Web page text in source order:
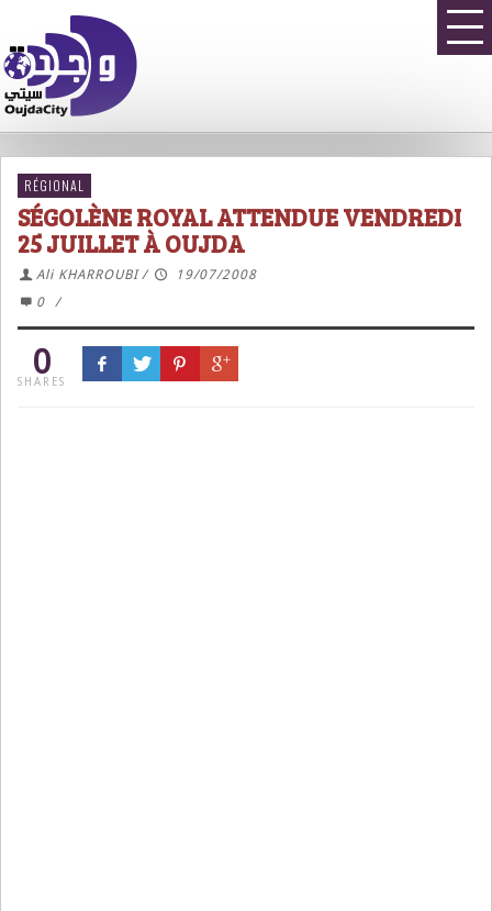
RÉGIONAL
SÉGOLÈNE ROYAL ATTENDUE VENDREDI
25 JUILLET À OUJDA
Ali KHARROUBI /
19/07/2008
0
/
0
SHARES